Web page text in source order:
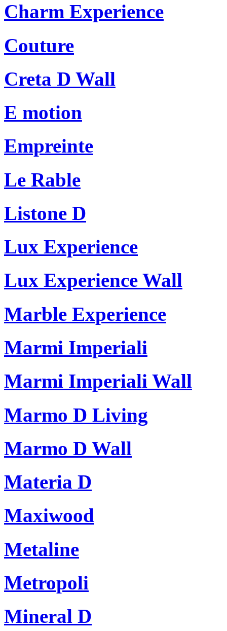
Charm Experience
Couture
Creta D Wall
E motion
Empreinte
Le Rable
Listone D
Lux Experience
Lux Experience Wall
Marble Experience
Marmi Imperiali
Marmi Imperiali Wall
Marmo D Living
Marmo D Wall
Materia D
Maxiwood
Metaline
Metropoli
Mineral D